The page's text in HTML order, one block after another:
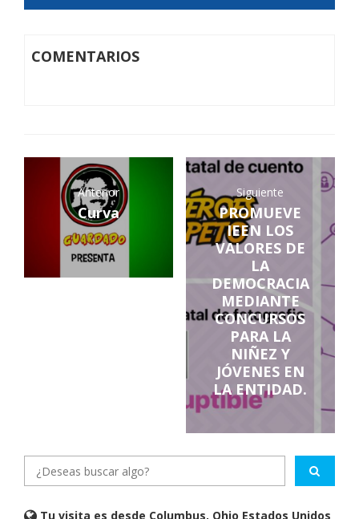
COMENTARIOS
Anterior
Curva
Siguiente
PROMUEVE
IEEN LOS
VALORES DE
LA
DEMOCRACIA
MEDIANTE
CONCURSOS
PARA LA
NIÑEZ Y
JÓVENES EN
LA ENTIDAD.
Tu visita es desde Columbus, Ohio Estados Unidos